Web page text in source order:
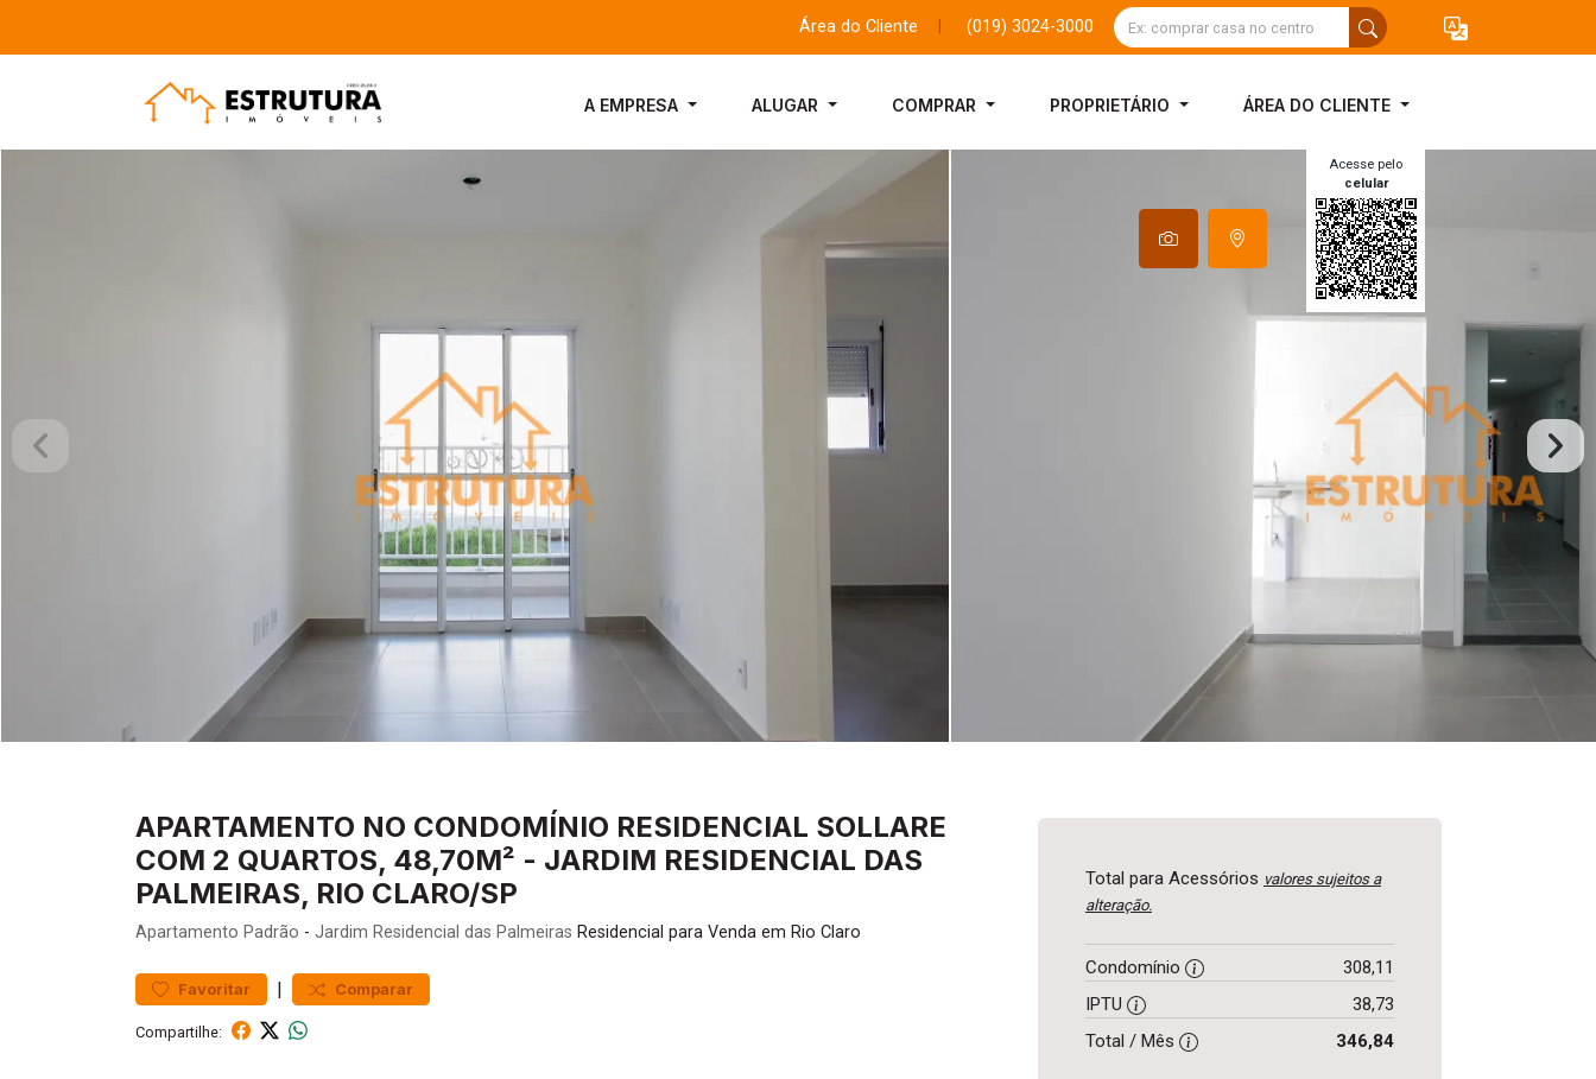
Área do Cliente (019) 3024-3000
A EMPRESA ALUGAR COMPRAR PROPRIETÁRIO ÁREA DO CLIENTE
Acesse pelo
celular
APARTAMENTO NO CONDOMÍNIO RESIDENCIAL SOLLARE
COM 2 QUARTOS, 48,70M² - JARDIM RESIDENCIAL DAS
PALMEIRAS, RIO CLARO/SP
Apartamento Padrão - Jardim Residencial das Palmeiras Residencial para Venda em Rio Claro
Favoritar | Comparar
Compartilhe:
Total para Acessórios valores sujeitos a
alteração.
Condomínio
308,11
IPTU
38,73
Total / Mês
346,84